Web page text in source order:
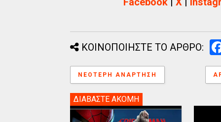
ΚΟΙΝΟΠΟΙΗΣΤΕ ΤΟ ΑΡΘΡΟ:
ΝΕΌΤΕΡΗ ΑΝΆΡΤΗΣΗ
ΔΙΑΒΑΣΤΕ ΑΚΟΜΗ